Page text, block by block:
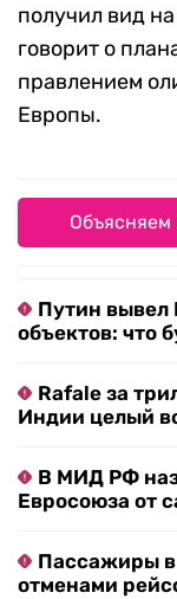
получил вид
говорит о
правлением
Европы.
Объясняем
Путин вывел
объектов: что
Rafale за
Индии целый
В МИД РФ
Евросоюза от
Пассажиры в
отменами